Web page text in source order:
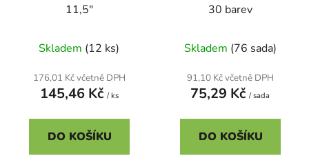
11,5"
Skladem (12 ks)
176,01 Kč včetně DPH
145,46 Kč / ks
DO KOŠÍKU
30 barev
Skladem (76 sada)
91,10 Kč včetně DPH
75,29 Kč / sada
DO KOŠÍKU